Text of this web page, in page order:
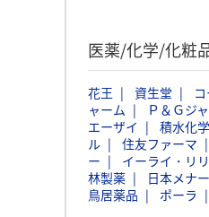
医薬/化学/化粧
花王 資生堂
ャーム
Ｐ＆Ｇジ
エーザイ
積水化
ル
住友ファーマ
ー
イーライ・リ
林製薬
日本メナ
鳥居薬品
ポーラ